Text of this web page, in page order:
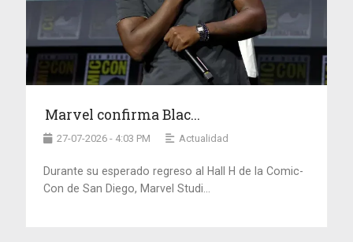
Marvel confirma Blac...
27-07-2026 - 4:03 PM Actualidad
Durante su esperado regreso al Hall H de la Comic-
Con de San Diego, Marvel Studi...